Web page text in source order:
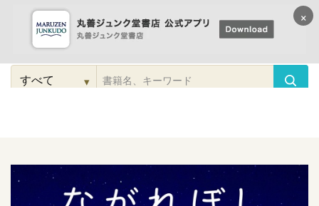
コンテンツに
進む
検
▾
×